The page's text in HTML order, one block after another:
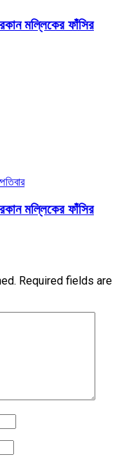
মল্লিকের ফাঁসির
মল্লিকের ফাঁসির
Required fields are